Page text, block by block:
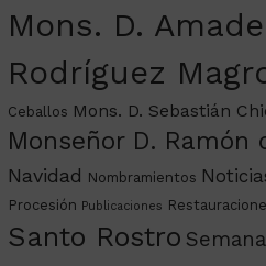
Mons. D.
Rodríguez
Ceballos Mons. D. Sebastián
Monseñor D. Ramón
Navidad Nombramientos
Procesión Publicaciones
Santo Rostro